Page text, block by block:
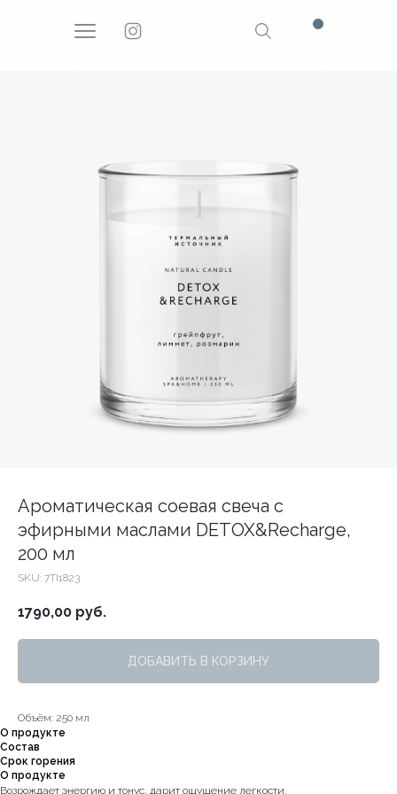
Поиск
Ароматическая соевая свеча с
эфирными маслами DETOX&Recharge,
200 мл
SKU: 7TI1823
1790,00 руб.
ДОБАВИТЬ В КОРЗИНУ
Объём: 250 мл
О продукте
Состав
Срок горения
О продукте
Возрождает энергию и тонус, дарит ощущение легкости.